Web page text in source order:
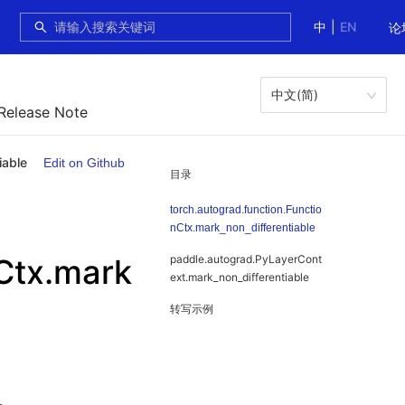
中 EN 论
Note
中文(简)
目录
torch.autograd.function.Functio
nCtx.mark_non_differentiable
paddle.autograd.PyLayerCont
ext.mark_non_differentiable
转写示例
Edit on Github